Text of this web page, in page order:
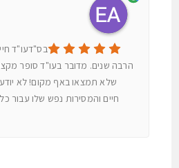
בס"דעו"ד
הרבה שנים. מדובר בעו"ד סופר
שלא תמצאו באף מקום! לא יודע
חיים והמסירות נפש שלו עבור